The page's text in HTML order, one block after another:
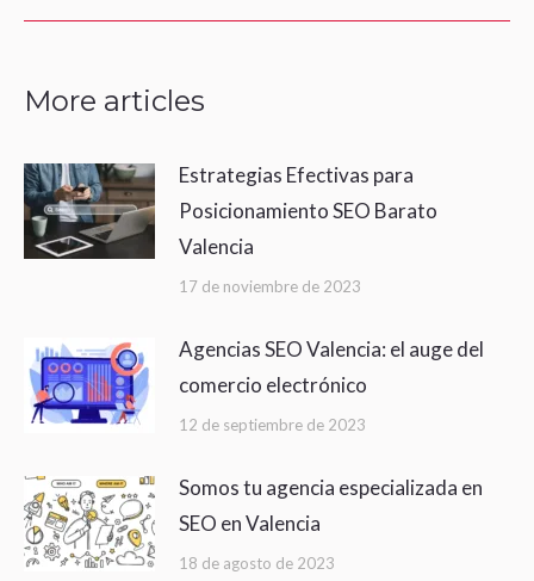
More articles
Estrategias Efectivas para
Posicionamiento SEO Barato
Valencia
17 de noviembre de 2023
Agencias SEO Valencia: el auge del
comercio electrónico
12 de septiembre de 2023
Somos tu agencia especializada en
SEO en Valencia
18 de agosto de 2023